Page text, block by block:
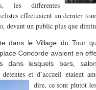
les differentes
effectuaient un dernier tour
devant un public plus que
dans le Village du Tour
Concorde avaient en
dans lesquels bars,
detentes et d’accueil etaient
dire, ce sont plutot